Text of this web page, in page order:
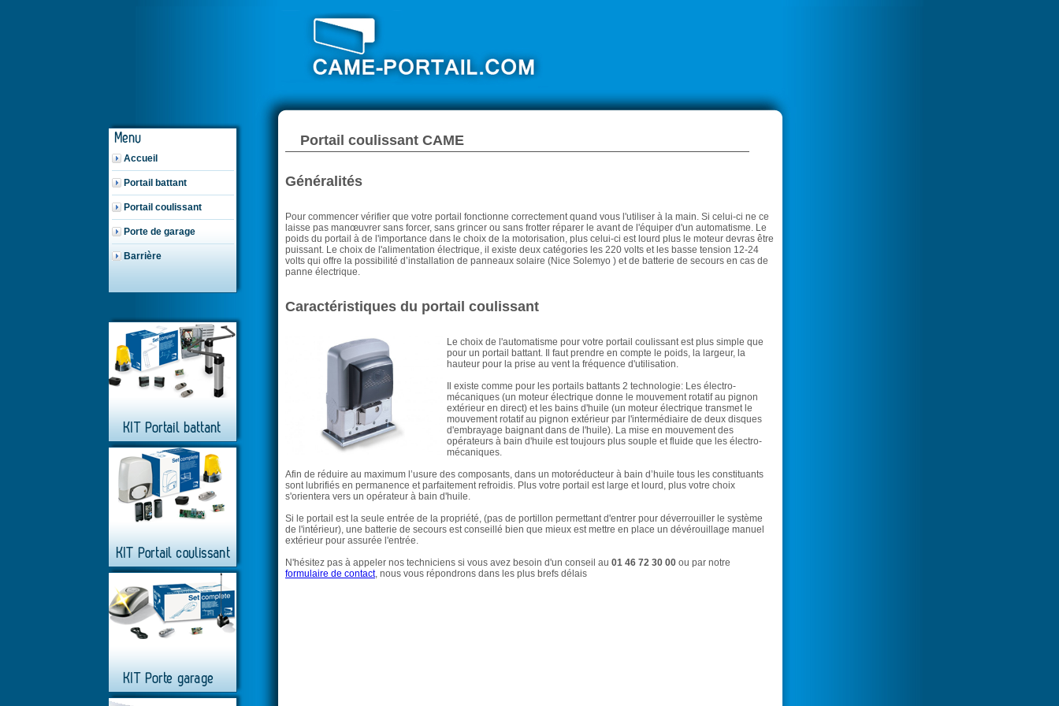
Accueil
Portail battant
Portail coulissant
Porte de garage
Barrière
Portail coulissant CAME
Généralités
Pour commencer vérifier que votre portail fonctionne correctement quand vous l'utiliser à la main. Si celui-ci ne ce
laisse pas manœuvrer sans forcer, sans grincer ou sans frotter réparer le avant de l'équiper d'un automatisme. Le
poids du portail à de l'importance dans le choix de la motorisation, plus celui-ci est lourd plus le moteur devras être
puissant. Le choix de l'alimentation électrique, il existe deux catégories les 220 volts et les basse tension 12-24
volts qui offre la possibilité d’installation de panneaux solaire (Nice Solemyo ) et de batterie de secours en cas de
panne électrique.
Caractéristiques du portail coulissant
Le choix de l'automatisme pour votre portail coulissant est plus simple que
pour un portail battant. Il faut prendre en compte le poids, la largeur, la
hauteur pour la prise au vent la fréquence d'utilisation.
Il existe comme pour les portails battants 2 technologie: Les électro-
mécaniques (un moteur électrique donne le mouvement rotatif au pignon
extérieur en direct) et les bains d'huile (un moteur électrique transmet le
mouvement rotatif au pignon extérieur par l'intermédiaire de deux disques
d'embrayage baignant dans de l'huile). La mise en mouvement des
opérateurs à bain d'huile est toujours plus souple et fluide que les électro-
mécaniques.
Afin de réduire au maximum l’usure des composants, dans un motoréducteur à bain d’huile tous les constituants
sont lubrifiés en permanence et parfaitement refroidis. Plus votre portail est large et lourd, plus votre choix
s'orientera vers un opérateur à bain d'huile.
Si le portail est la seule entrée de la propriété, (pas de portillon permettant d'entrer pour déverrouiller le système
de l'intérieur), une batterie de secours est conseillé bien que mieux est mettre en place un dévérouillage manuel
extérieur pour assurée l'entrée.
N'hésitez pas à appeler nos techniciens si vous avez besoin d'un conseil au 01 46 72 30 00 ou par notre
formulaire de contact, nous vous répondrons dans les plus brefs délais